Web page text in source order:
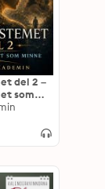
del 2 –
som